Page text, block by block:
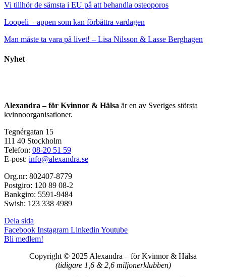
Vi tillhör de sämsta i EU på att behandla osteoporos
Loopeli – appen som kan förbättra vardagen
Man måste ta vara på livet! – Lisa Nilsson & Lasse Berghagen
Nyhet
Alexandra – för Kvinnor & Hälsa är en av Sveriges största
kvinnoorganisationer.
Tegnérgatan 15
111 40 Stockholm
Telefon: 08-20 51 59
E-post: info@alexandra.se
Org.nr: 802407-8779
Postgiro: 120 89 08-2
Bankgiro: 5591-9484
Swish: 123 338 4989
Dela sida
Facebook Instagram Linkedin Youtube
Bli medlem!
Copyright © 2025 Alexandra – för Kvinnor & Hälsa
(tidigare 1,6 & 2,6 miljonerklubben)